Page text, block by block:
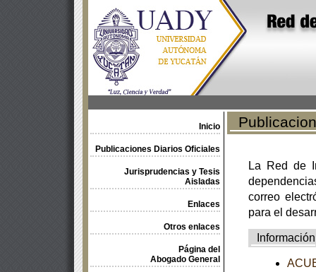
Inicio
Publicaciones Diarios Oficiales
Jurisprudencias y Tesis
Aisladas
Enlaces
Otros enlaces
Página del
Abogado General
La Red de
correo
para el
Información